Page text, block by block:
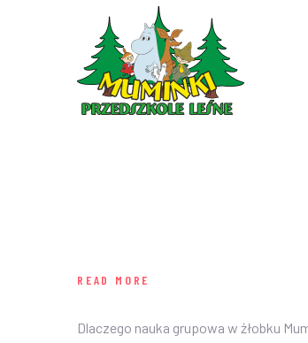
READ MORE
Dlaczego nauka grupowa w żłobku